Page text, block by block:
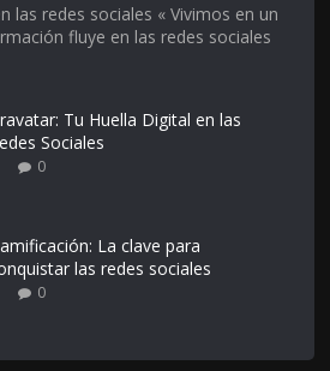
las redes sociales « Vivimos en un
fluye en las redes sociales
Tu Huella Digital en las
Sociales
0
La clave para
las redes sociales
0